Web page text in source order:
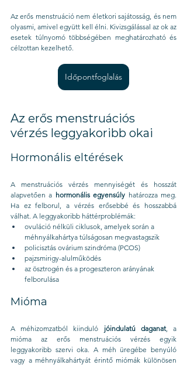
Az erős menstruáció nem életkori sajátosság, és nem
olyasmi, amivel együtt kell élni. Kivizsgálással az ok az
esetek túlnyomó többségében meghatározható és
célzottan kezelhető.
Időpontfoglalás
Az erős menstruációs
vérzés leggyakoribb okai
Hormonális eltérések
A menstruációs vérzés mennyiségét és hosszát
alapvetően a hormonális egyensúly határozza meg.
Ha ez felborul, a vérzés erősebbé és hosszabbá
válhat. A leggyakoribb háttérproblémák:
ovuláció nélküli ciklusok, amelyek során a
méhnyálkahártya túlságosan megvastagszik
policisztás ovárium szindróma (PCOS)
pajzsmirigy-alulműködés
az ösztrogén és a progeszteron arányának
felborulása
Mióma
A méhizomzatból kiinduló jóindulatú daganat, a
mióma az erős menstruációs vérzés egyik
leggyakoribb szervi oka. A méh üregébe benyúló
vagy a méhnyálkahártyát érintő miómák különösen